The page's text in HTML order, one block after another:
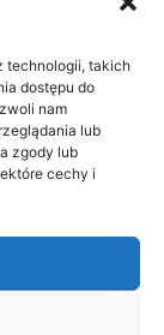
technologii, takich
dostępu do
nam
lub
zgody lub
cechy i